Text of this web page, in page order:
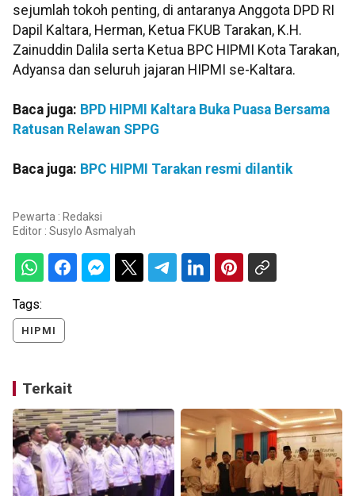
sejumlah tokoh penting, di antaranya Anggota DPD RI
Dapil Kaltara, Herman, Ketua FKUB Tarakan, K.H.
Zainuddin Dalila serta Ketua BPC HIPMI Kota Tarakan,
Adyansa dan seluruh jajaran HIPMI se-Kaltara.
Baca juga: BPD HIPMI Kaltara Buka Puasa Bersama
Ratusan Relawan SPPG
Baca juga: BPC HIPMI Tarakan resmi dilantik
Pewarta : Redaksi
Editor : Susylo Asmalyah
Tags:
HIPMI
Terkait